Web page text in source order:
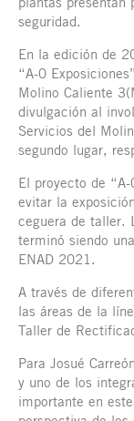
seguridad.
En la edición de
“A-0
Molino Caliente
divulgación al
Servicios del
segundo lugar,
El proyecto de
evitar la
ceguera de taller.
terminó siendo
ENAD 2021.
A través de
las áreas de la
Taller de
Para Josué
y uno de los
importante en